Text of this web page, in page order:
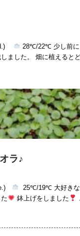
28℃/22℃ 少し前に
しました。 畑に植える
ラ♪
25℃/19℃ 大好きな
鉢上げをしました